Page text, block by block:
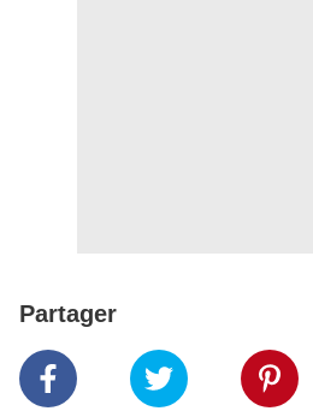
Partager